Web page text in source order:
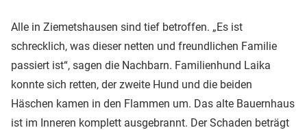
Alle in Ziemetshausen sind tief betroffen. „Es ist
schrecklich, was dieser netten und freundlichen Familie
passiert ist“, sagen die Nachbarn. Familienhund Laika
konnte sich retten, der zweite Hund und die beiden
Häschen kamen in den Flammen um. Das alte Bauernhaus
ist im Inneren komplett ausgebrannt. Der Schaden beträgt